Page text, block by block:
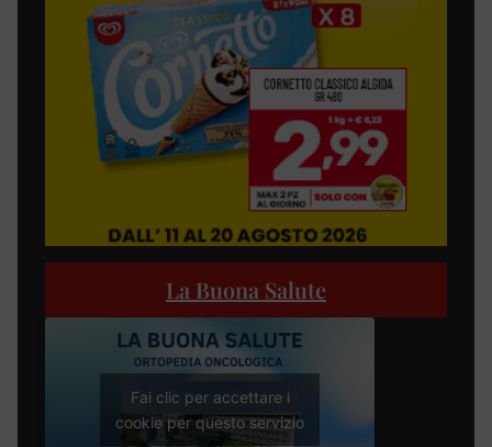
La Buona Salute
Fai clic per accettare i
cookie per questo servizio